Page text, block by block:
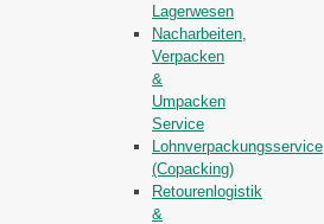
Lagerwesen
Nacharbeiten,
Verpacken
&
Umpacken
Service
Lohnverpackungsservice
(Copacking)
Retourenlogistik
&